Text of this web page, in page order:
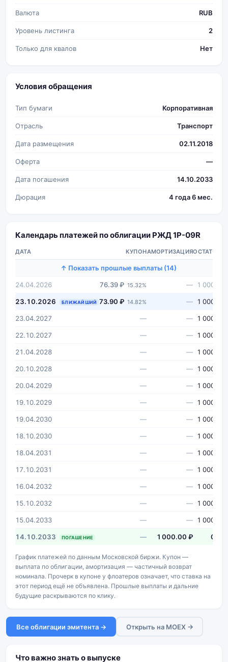
Валюта RUB
Уровень листинга 2
Только для квалов Нет
Условия обращения
Тип бумаги Корпоративная
Отрасль Транспорт
Дата размещения 02.11.2018
Оферта —
Дата погашения 14.10.2033
Дюрация 4 года 6 мес.
Календарь платежей по облигации РЖД 1Р-09R
ДАТА КУПОНАМОРТИЗАЦИЯОСТАТОК
↑ Показать прошлые выплаты (14)
24.04.2026 76.39 ₽ 15.32% — 1 000 ₽
23.10.2026 БЛИЖАЙШИЙ 73.90 ₽ 14.82% — 1 000 ₽
23.04.2027 — — 1 000 ₽
22.10.2027 — — 1 000 ₽
21.04.2028 — — 1 000 ₽
20.10.2028 — — 1 000 ₽
20.04.2029 — — 1 000 ₽
19.10.2029 — — 1 000 ₽
19.04.2030 — — 1 000 ₽
18.10.2030 — — 1 000 ₽
18.04.2031 — — 1 000 ₽
17.10.2031 — — 1 000 ₽
16.04.2032 — — 1 000 ₽
15.10.2032 — — 1 000 ₽
15.04.2033 — — 1 000 ₽
14.10.2033 ПОГАШЕНИЕ — 1 000.00 ₽ 0 ₽
График платежей по данным Московской биржи. Купон —
выплата по облигации, амортизация — частичный возврат
номинала. Прочерк в купоне у флоатеров означает, что ставка на
этот период ещё не объявлена. Прошлые выплаты и дальние
будущие раскрываются по клику.
Все облигации эмитента → Открыть на MOEX →
Что важно знать о выпуске